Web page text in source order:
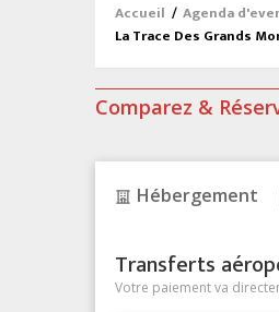
Accueil / Agenda
La Trace Des Grands
Comparez &
Hébergement
Transferts
Votre paiement va